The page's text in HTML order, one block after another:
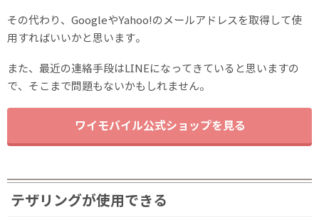
その代わり、GoogleやYahoo!のメールアドレスを取得して使
用すればいいかと思います。
また、最近の連絡手段はLINEになってきていると思いますの
で、そこまで問題もないかもしれません。
ワイモバイル公式ショップを見る
テザリングが使用できる